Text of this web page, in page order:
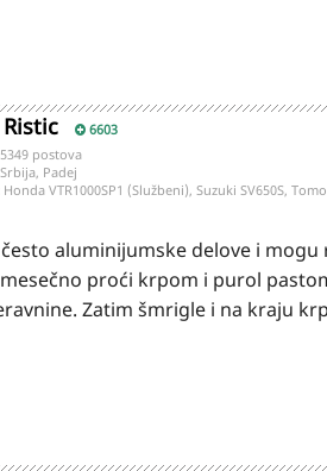
Ristic
6603
postova
Srbija, Padej
Honda VTR1000SP1 (Službeni), Suzuki SV650S,
aluminijumske delove i
proći krpom i purol
Zatim šmrigle i na kraju